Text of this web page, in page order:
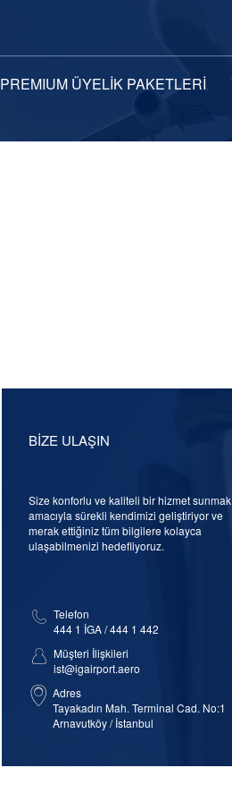
PREMIUM ÜYELİK PAKETLERİ
BİZE ULAŞIN
Size konforlu ve kaliteli bir hizmet sunmak
amacıyla sürekli kendimizi geliştiriyor ve
merak ettiğiniz tüm bilgilere kolayca
ulaşabilmenizi hedefliyoruz.
Telefon
444 1 İGA / 444 1 442
Müşteri İlişkileri
ist@igairport.aero
Adres
Tayakadın Mah. Terminal Cad. No:1
Arnavutköy / İstanbul